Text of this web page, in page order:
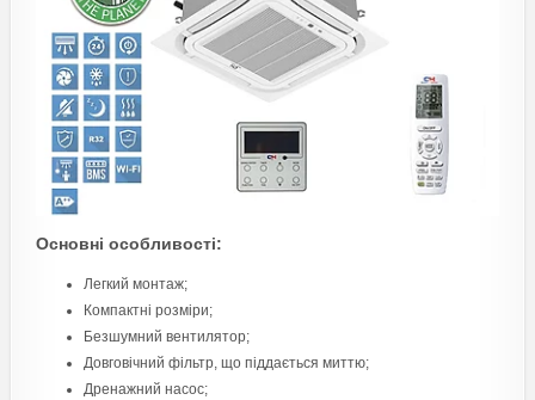
Основні особливості:
Легкий монтаж;
Компактні розміри;
Безшумний вентилятор;
Довговічний фільтр, що піддається миттю;
Дренажний насос;